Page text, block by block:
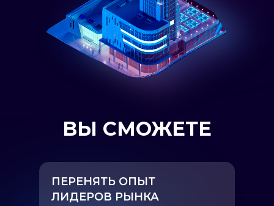
ВЫ СМОЖЕТЕ
ПЕРЕНЯТЬ ОПЫТ
ЛИДЕРОВ РЫНКА